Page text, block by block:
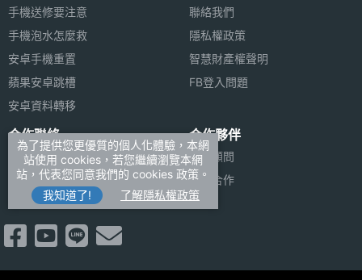
手機送修要注意
手機泡水怎麼救
安卓手機重置
蘋果安卓跳槽
安卓資料轉移
聯絡我們
隱私權政策
智慧財產權聲明
FB登入問題
合作聯絡
廣告刊登
加入商店報價
新聞聯絡
合作夥伴
法律顧問
媒體合作
為了提供您更優質的個人化體驗，本網
站使用 cookies，若您繼續瀏覽本網
站，代表您同意我們的 cookies 政策。
我知道了!
了解隱私權政策